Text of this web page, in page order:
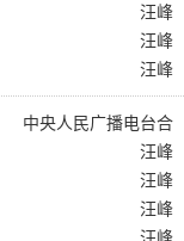
汪峰
汪峰
汪峰
中央人民广播电台合
唱团
汪峰
汪峰
汪峰
汪峰